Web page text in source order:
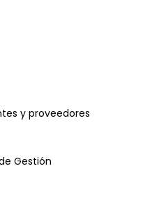
y proveedores
Gestión